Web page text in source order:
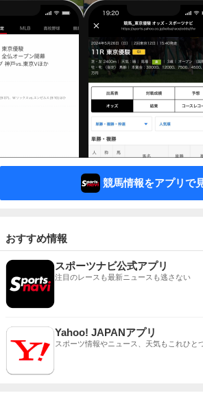
競馬情報をアプリで
おすすめ情報
スポーツナビ公式アプリ
注目のレースも最新ニュースも逃さない
Yahoo! JAPANアプリ
スポーツ情報やニュース、天気もこれひと